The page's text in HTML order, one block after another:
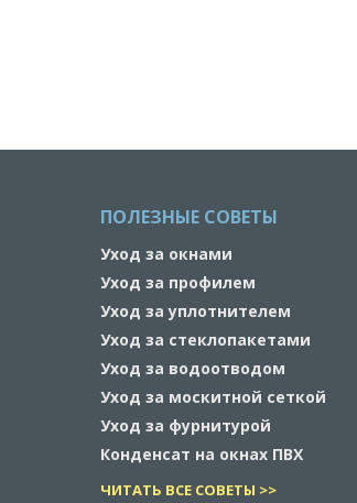
ПОЛЕЗНЫЕ СОВЕТЫ
Уход за окнами
Уход за профилем
Уход за уплотнителем
Уход за стеклопакетами
Уход за водоотводом
Уход за москитной сеткой
Уход за фурнитурой
Конденсат на окнах ПВХ
ЧИТАТЬ ВСЕ СОВЕТЫ >>